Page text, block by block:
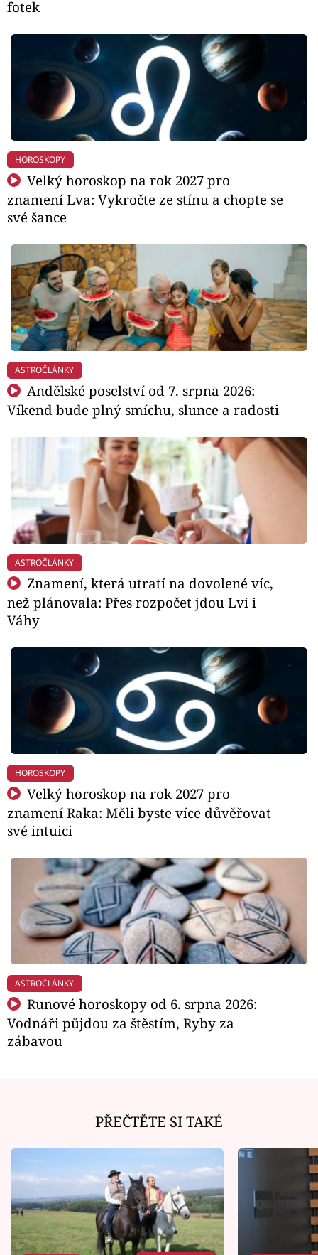
fotek
HOROSKOPY
Velký horoskop na rok 2027 pro
znamení Lva: Vykročte ze stínu a chopte se
své šance
ASTROČLÁNKY
Andělské poselství od 7. srpna 2026:
Víkend bude plný smíchu, slunce a radosti
ASTROČLÁNKY
Znamení, která utratí na dovolené víc,
než plánovala: Přes rozpočet jdou Lvi i
Váhy
HOROSKOPY
Velký horoskop na rok 2027 pro
znamení Raka: Měli byste více důvěřovat
své intuici
ASTROČLÁNKY
Runové horoskopy od 6. srpna 2026:
Vodnáři půjdou za štěstím, Ryby za
zábavou
PŘEČTĚTE SI TAKÉ